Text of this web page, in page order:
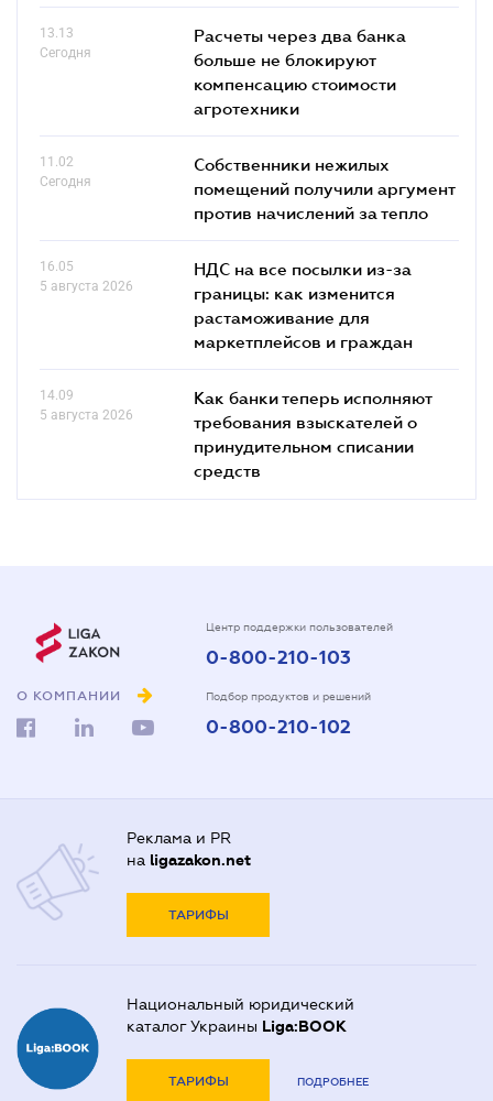
13.13
Сегодня
Расчеты через два банка
больше не блокируют
компенсацию стоимости
агротехники
11.02
Сегодня
Собственники нежилых
помещений получили аргумент
против начислений за тепло
16.05
5 августа 2026
НДС на все посылки из-за
границы: как изменится
растаможивание для
маркетплейсов и граждан
14.09
5 августа 2026
Как банки теперь исполняют
требования взыскателей о
принудительном списании
средств
О КОМПАНИИ
Центр поддержки пользователей
0-800-210-103
Подбор продуктов и решений
0-800-210-102
Реклама и PR
на ligazakon.net
ТАРИФЫ
Национальный юридический
каталог Украины Liga:BOOK
ТАРИФЫ ПОДРОБНЕЕ